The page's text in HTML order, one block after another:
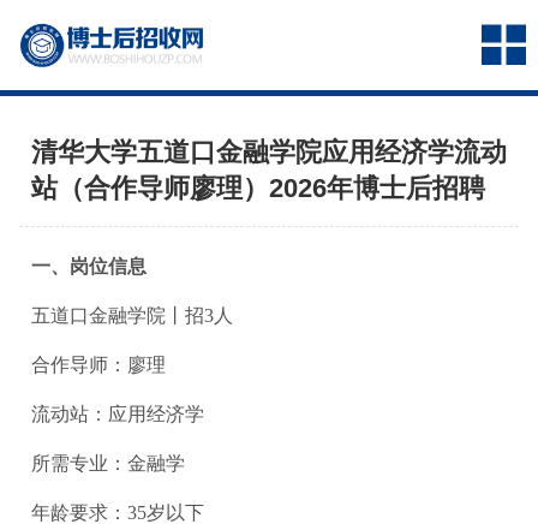
清华大学五道口金融学院应用经济学流动
站（合作导师廖理）2026年博士后招聘
一、岗位信息
五道口金融学院丨招3人
合作导师：廖理
流动站：应用经济学
所需专业：金融学
年龄要求：35岁以下